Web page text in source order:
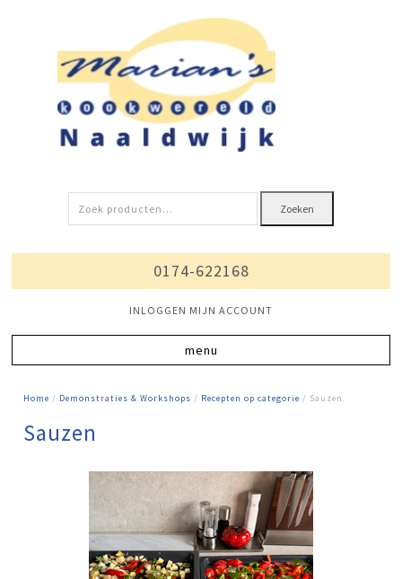
Zoeken
naar:
Zoeken
0174-622168
INLOGGEN MIJN ACCOUNT
Home / Demonstraties & Workshops / Recepten op categorie / Sauzen
Sauzen